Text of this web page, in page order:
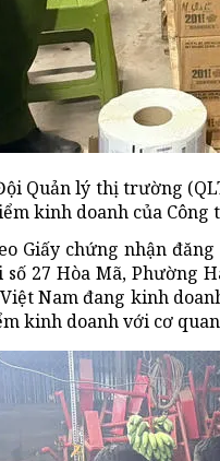
Quản lý thị trường
kinh doanh của Công
Giấy chứng nhận
27 Hòa Mã, Phường
Nam đang kinh
kinh doanh với cơ